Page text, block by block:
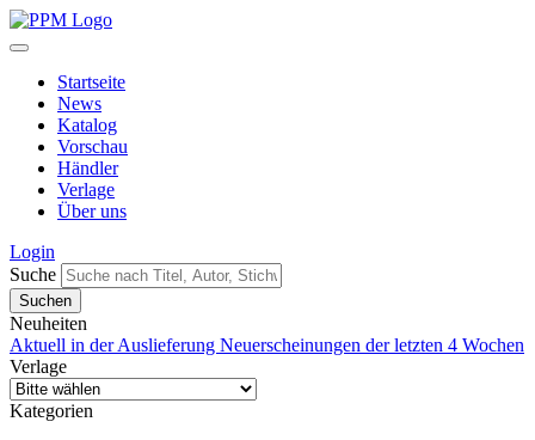
Startseite
News
Katalog
Vorschau
Händler
Verlage
Über uns
Login
Suche
Neuheiten
Aktuell in der Auslieferung Neuerscheinungen der letzten 4 Wochen
Verlage
Kategorien